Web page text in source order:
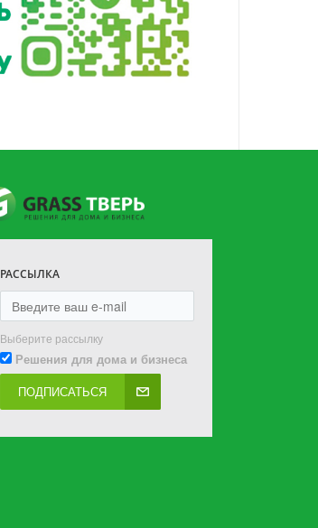
РАССЫЛКА
Выберите рассылку
Решения для дома и бизнеса
ПОДПИСАТЬСЯ